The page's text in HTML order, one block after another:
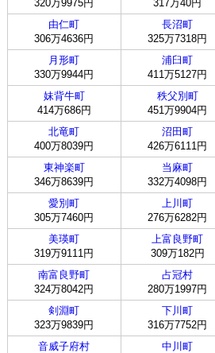
320万9975円
317万40円
由仁町
306万4636円
長沼町
325万7318円
月形町
330万9944円
浦臼町
411万5127円
妹背牛町
414万686円
秩父別町
451万9904円
北竜町
400万8039円
沼田町
426万6111円
東神楽町
346万8639円
当麻町
332万4098円
愛別町
305万7460円
上川町
276万6282円
美瑛町
319万9111円
上富良野町
309万182円
南富良野町
324万8042円
占冠村
280万1997円
剣淵町
323万9839円
下川町
316万7752円
音威子府村
中川町